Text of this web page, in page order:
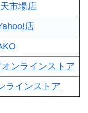
天市場店
店
ンラインストア
ラインストア